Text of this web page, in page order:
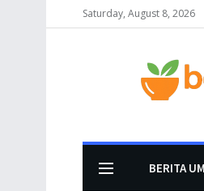
Saturday, August 8, 2026
BERITA